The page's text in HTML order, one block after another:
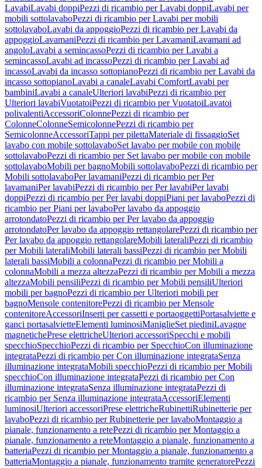
LavabiLavabi doppiPezzi di ricambio per Lavabi doppiLavabi per
mobili sottolavaboPezzi di ricambio per Lavabi per mobili
sottolavaboLavabi da appoggioPezzi di ricambio per Lavabi da
appoggioLavamaniPezzi di ricambio per LavamaniLavamani ad
angoloLavabi a semincassoPezzi di ricambio per Lavabi a
semincassoLavabi ad incassoPezzi di ricambio per Lavabi ad
incassoLavabi da incasso sottopianoPezzi di ricambio per Lavabi da
incasso sottopianoLavabi a canaleLavabi ComfortLavabi per
bambiniLavabi a canaleUlteriori lavabiPezzi di ricambio per
Ulteriori lavabiVuotatoiPezzi di ricambio per VuotatoiLavatoi
polivalentiAccessoriColonnePezzi di ricambio per
ColonneColonneSemicolonnePezzi di ricambio per
SemicolonneAccessoriTappi per pilettaMateriale di fissaggioSet
lavabo con mobile sottolavaboSet lavabo per mobile con mobile
sottolavaboPezzi di ricambio per Set lavabo per mobile con mobile
sottolavaboMobili per bagnoMobili sottolavaboPezzi di ricambio per
Mobili sottolavaboPer lavamaniPezzi di ricambio per Per
lavamaniPer lavabiPezzi di ricambio per Per lavabiPer lavabi
doppiPezzi di ricambio per Per lavabi doppiPiani per lavaboPezzi di
ricambio per Piani per lavaboPer lavabo da appoggio
arrotondatoPezzi di ricambio per Per lavabo da appoggio
arrotondatoPer lavabo da appoggio rettangolarePezzi di ricambio per
Per lavabo da appoggio rettangolareMobili lateraliPezzi di ricambio
per Mobili lateraliMobili laterali bassiPezzi di ricambio per Mobili
laterali bassiMobili a colonnaPezzi di ricambio per Mobili a
colonnaMobili a mezza altezzaPezzi di ricambio per Mobili a mezza
altezzaMobili pensiliPezzi di ricambio per Mobili pensiliUlteriori
mobili per bagnoPezzi di ricambio per Ulteriori mobili per
bagnoMensole contenitorePezzi di ricambio per Mensole
contenitoreAccessoriInserti per cassetti e portaoggettiPortasalviette e
ganci portasalvietteElementi luminosiManiglieSet piediniLavagne
magnetichePrese elettricheUlteriori accessoriSpecchi e mobili
specchioSpecchioPezzi di ricambio per SpecchioCon illuminazione
integrataPezzi di ricambio per Con illuminazione integrataSenza
illuminazione integrataMobili specchioPezzi di ricambio per Mobili
specchioCon illuminazione integrataPezzi di ricambio per Con
illuminazione integrataSenza illuminazione integrataPezzi di
ricambio per Senza illuminazione integrataAccessoriElementi
luminosiUlteriori accessoriPrese elettricheRubinettiRubinetterie per
lavaboPezzi di ricambio per Rubinetterie per lavaboMontaggio a
pianale, funzionamento a retePezzi di ricambio per Montaggio a
pianale, funzionamento a reteMontaggio a pianale, funzionamento a
batteriaPezzi di ricambio per Montaggio a pianale, funzionamento a
batteriaMontaggio a pianale, funzionamento tramite generatorePezzi